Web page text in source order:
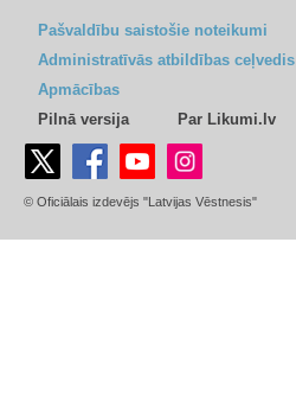
Pašvaldību saistošie noteikumi
Administratīvās atbildības ceļvedis
Apmācības
Pilnā versija
Par Likumi.lv
© Oficiālais izdevējs "Latvijas Vēstnesis"